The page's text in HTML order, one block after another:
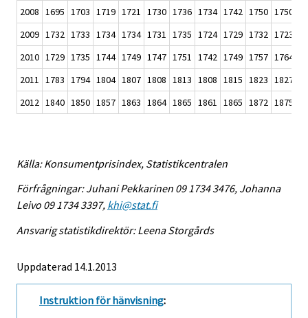
2008 1695 1703 1719 1721 1730 1736 1734 1742 1750 1750
2009 1732 1733 1734 1734 1731 1735 1724 1729 1732 1723
2010 1729 1735 1744 1749 1747 1751 1742 1749 1757 1764
2011 1783 1794 1804 1807 1808 1813 1808 1815 1823 1827
2012 1840 1850 1857 1863 1864 1865 1861 1865 1872 1875
Källa: Konsumentprisindex, Statistikcentralen
Förfrågningar: Juhani Pekkarinen 09 1734 3476, Johanna
Leivo 09 1734 3397, khi@stat.fi
Ansvarig statistikdirektör: Leena Storgårds
Uppdaterad 14.1.2013
Instruktion för hänvisning: